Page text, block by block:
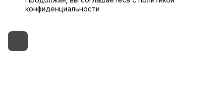
конфиденциальности